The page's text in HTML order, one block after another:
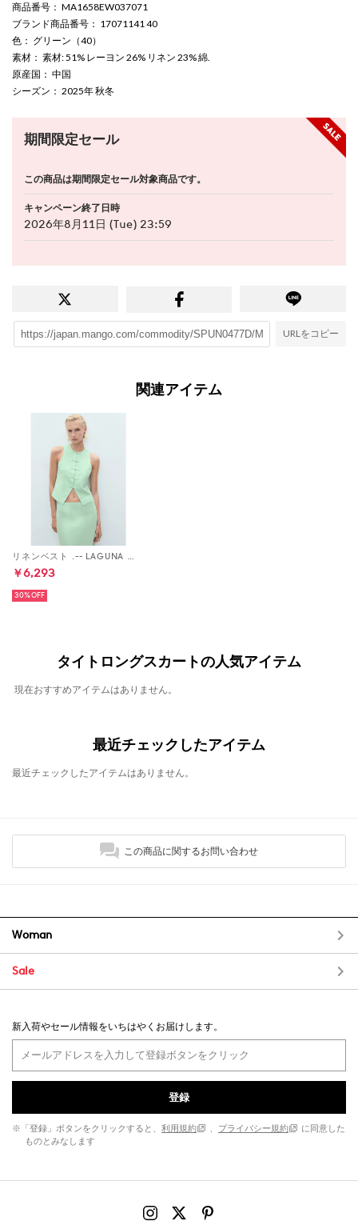
商品番号 ： MA1658EW037071
ブランド商品番号 ： 17071141 40
色 ： グリーン（40）
素材 ： 素材: 51% レーヨン 26% リネン 23% 綿.
原産国 ： 中国
シーズン ： 2025年 秋冬
期間限定セール
この商品は期間限定セール対象商品です。
キャンペーン終了日時
2026年8月11日 (Tue) 23:59
URLをコピー
関連アイテム
リネンベスト .-- LAGUNA （グリーン）
￥6,293
30%
タイトロングスカートの人気アイテム
現在おすすめアイテムはありません。
最近チェックしたアイテム
最近チェックしたアイテムはありません。
この商品に関するお問い合わせ
Woman
Sale
新入荷やセール情報をいちはやくお届けします。
登録
※「登録」ボタンをクリックすると、 利用規約 、 プライバシー規約
に同意した
ものとみなします